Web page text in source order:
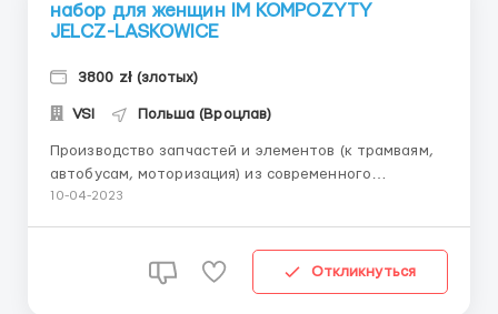
набор для женщин IM KOMPOZYTY
JELCZ-LASKOWICE
3800 zł (злотых)
VSI Польша (Вроцлав)
Производство запчастей и элементов (к трамваям,
автобусам, моторизация) из современного
стекловолокна. Адрес и город работы: ul. Inżynierska
Мужчины, Женщины, Пары Возраст - до 50 лет Опыт
10-04-2023
Откликнуться